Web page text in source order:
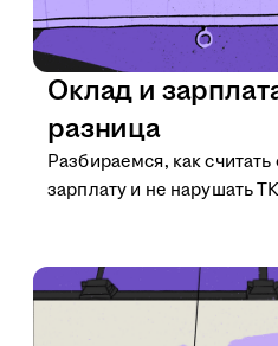
Оклад и
разница
Разбираемся, как
зарплату и не нарушать